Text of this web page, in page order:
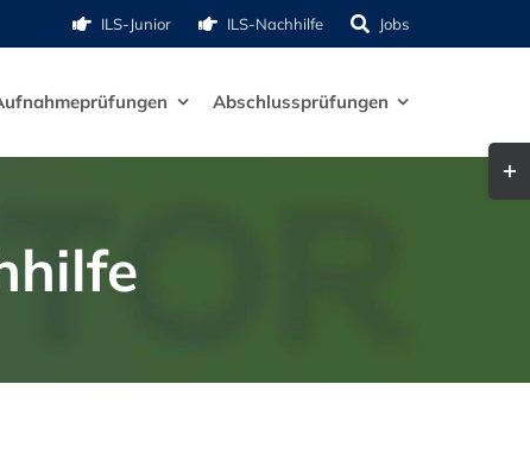
ILS-Junior ILS-Nachhilfe Jobs
Abschlussprüfungen